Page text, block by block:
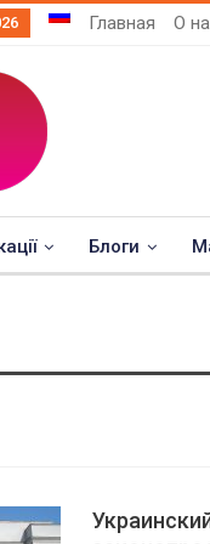
Главная О
Блоги